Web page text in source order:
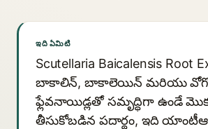
ఇది ఏమిటి
Scutellaria Baicalensis Root
బాకాలిన్, బాకాలెయిన్ మరియు
ఫ్లేవనాయిడ్లతో సమృద్ధిగా ఉండే
తీసుకోబడిన పదార్థం, ఇది